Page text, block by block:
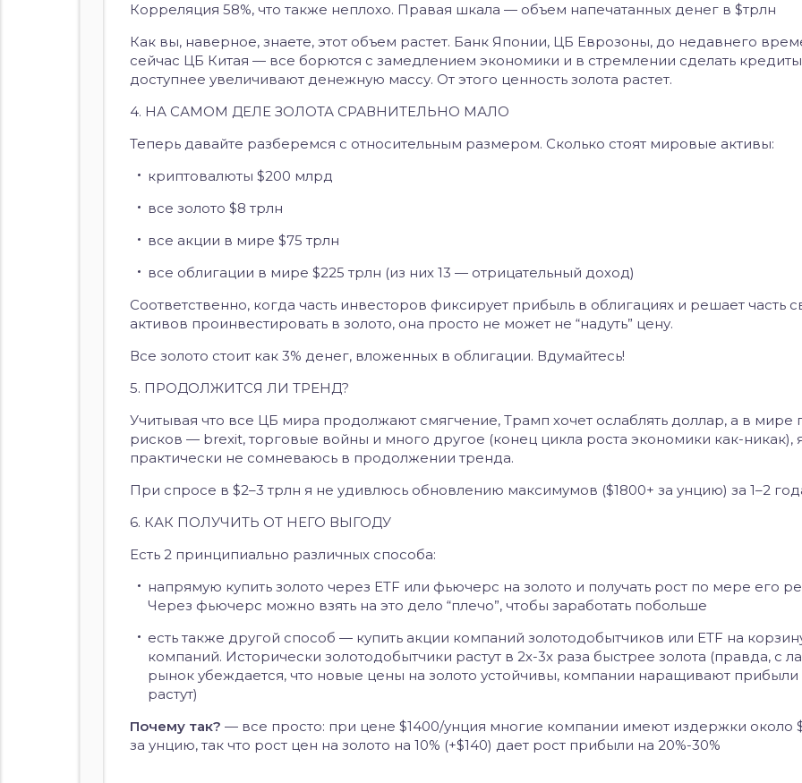
Корреляция 58%, что также неплохо. Правая шкала — объем напечатанных денег в $трлн
Как вы, наверное, знаете, этот объем растет. Банк Японии, ЦБ Еврозоны, до недавнего
сейчас ЦБ Китая — все борются с замедлением экономики и в стремлении сделать кредиты
доступнее увеличивают денежную массу. От этого ценность золота растет.
4. НА САМОМ ДЕЛЕ ЗОЛОТА СРАВНИТЕЛЬНО МАЛО
Теперь давайте разберемся с относительным размером. Сколько стоят мировые активы:
криптовалюты $200 млрд
все золото $8 трлн
все акции в мире $75 трлн
все облигации в мире $225 трлн (из них 13 — отрицательный доход)
Соответственно, когда часть инвесторов фиксирует прибыль в облигациях и решает часть
активов проинвестировать в золото, она просто не может не “надуть” цену.
Все золото стоит как 3% денег, вложенных в облигации. Вдумайтесь!
5. ПРОДОЛЖИТСЯ ЛИ ТРЕНД?
Учитывая что все ЦБ мира продолжают смягчение, Трамп хочет ослаблять доллар, а в мире
рисков — brexit, торговые войны и много другое (конец цикла роста экономики как-никак),
практически не сомневаюсь в продолжении тренда.
При спросе в $2–3 трлн я не удивлюсь обновлению максимумов ($1800+ за унцию) за 1–2
6. КАК ПОЛУЧИТЬ ОТ НЕГО ВЫГОДУ
Есть 2 принципиально различных способа:
напрямую купить золото через ETF или фьючерс на золото и получать рост по мере его
Через фьючерс можно взять на это дело “плечо”, чтобы заработать побольше
есть также другой способ — купить акции компаний золотодобытчиков или ETF на
компаний. Исторически золотодобытчики растут в 2х-3х раза быстрее золота (правда, с
рынок убеждается, что новые цены на золото устойчивы, компании наращивают прибыли
растут)
Почему так? — все просто: при цене $1400/унция многие компании имеют издержки около
за унцию, так что рост цен на золото на 10% (+$140) дает рост прибыли на 20%-30%